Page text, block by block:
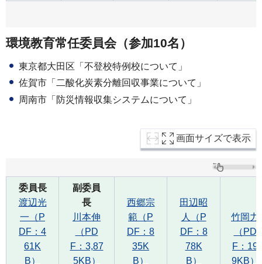
環境教育常任委員会（参加10名）
東京都大田区「不登校特例校について」
佐賀市「二酸化炭素分離回収事業について」
周南市「防災情報収集システムについて」
画面サイズで表示
委員長
渡辺光
一（P
DF：4
61K
B）
副委員
長
川本伸
（PD
F：3,87
5KB）
西郷宗
範（P
DF：8
35K
B）
田辺昭
人（P
DF：8
78K
B）
竹岡力
（PD
F：19
9KB）